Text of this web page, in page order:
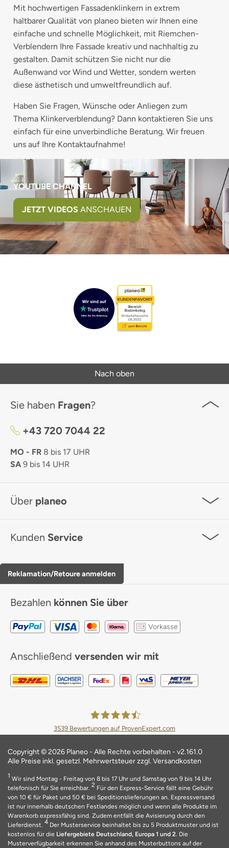
Mit hochwertigen Fassadenklinkern in extrem
haltbarer Qualität von planeo bieten wir Ihnen eine
einfache und schnelle Möglichkeit, mit Riemchen-
Verblendern Ihre Fassade kreativ und nachhaltig zu
gestalten. Damit schützen Sie nicht nur die
Außenwand vor Wind und Wetter, sondern werten
diese ästhetisch und umweltfreundlich auf.
Haben Sie Fragen, Wünsche oder Anliegen zum
Thema Klinkerverblendung? Dann kontaktieren Sie uns
einfach für eine unverbindliche Beratung. Wir freuen
uns auf Ihre Kontaktaufnahme!
YOUTUBE CHANNEL
JETZT VIDEOS ANSCHAUEN
Nach oben
Sie haben Fragen?
+43 720 7044 22
MO - FR 8 bis 17 UHR
SA 9 bis 14 UHR
Über planeo
Kunden Service
Reklamation/Retoure anmelden
Bezahlen können Sie über
Vorkasse
Anschließend versenden wir mit
3539 Bewertungen auf ProvenExpert.com
Copyright © 2026 Planeo - Alle Rechte vorbehalten - v2.161.0
Alle Preise inkl. gesetzl. Mehrwertsteuer zzgl. Versandkosten
1 Wir sind Montag - Freitag von 8 bis 17 Uhr und Samstag von 9 bis 14 Uhr
telefonisch für Sie erreichbar. 2 Für den Express-Service fällt eine Gebühr
von 10 € für Paket und 50 € bei Speditionslieferungen an. Expressversand
ist nur innerhalb deutschen Festlandes möglich und wenn alle Produkte im
Warenkorb expressfähig sind. Zudem entfällt die Avisierung durch den
Lieferdienst. 4 Der Musterservice beinhaltet bis zu 5 Produktmuster und ist
kostenlos für die Liefergebiete Deutschland, Europa 1 und 2 . Die
Musterverfügbarkeit erkennen Sie anhand des Musterbuttons auf der